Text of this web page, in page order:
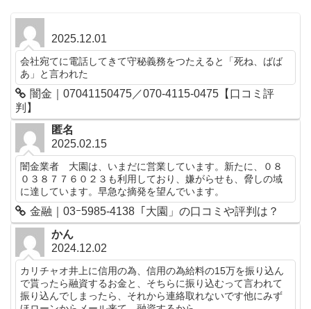
2025.12.01
会社宛てに電話してきて守秘義務をつたえると「死ね、ばば
あ」と言われた
闇金｜07041150475／070-4115-0475【口コミ評
判】
匿名
2025.02.15
闇金業者 大園は、いまだに営業しています。新たに、０８
０３８７７６０２３も利用しており、嫌がらせも、脅しの域
に達しています。早急な摘発を望んでいます。
金融｜03ｰ5985-4138「大園」の口コミや評判は？
かん
2024.12.02
カリチャオ井上に信用の為、信用の為給料の15万を振り込ん
で貰ったら融資するお金と、そちらに振り込むって言われて
振り込んでしまったら、それから連絡取れないです他にみず